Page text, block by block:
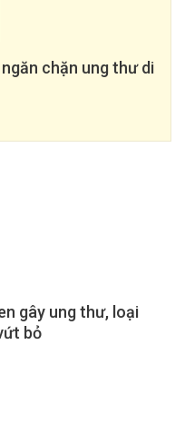
chặn ung thư di
gây ung thư, loại
bỏ